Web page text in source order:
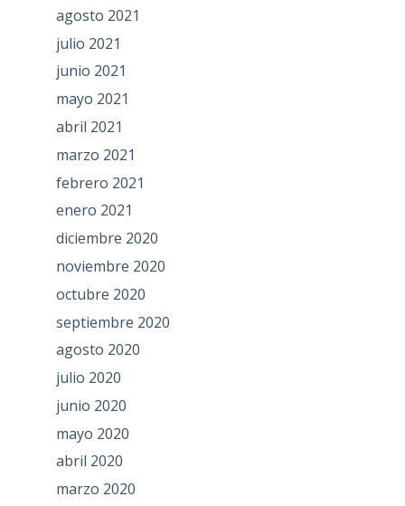
agosto 2021
julio 2021
junio 2021
mayo 2021
abril 2021
marzo 2021
febrero 2021
enero 2021
diciembre 2020
noviembre 2020
octubre 2020
septiembre 2020
agosto 2020
julio 2020
junio 2020
mayo 2020
abril 2020
marzo 2020